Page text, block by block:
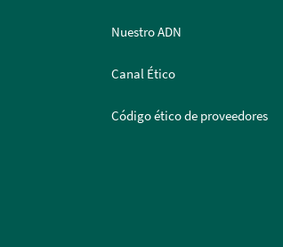
Nuestro ADN
Canal Ético
Código ético de proveedores